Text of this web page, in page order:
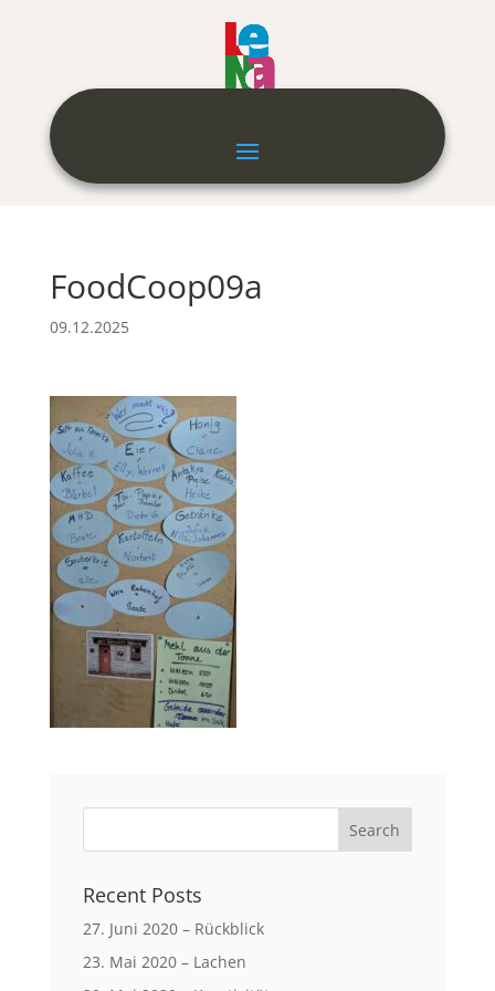
FoodCoop09a
09.12.2025
Recent Posts
27. Juni 2020 – Rückblick
23. Mai 2020 – Lachen